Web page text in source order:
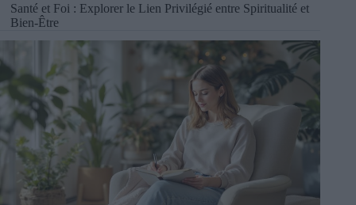
Santé et Foi : Explorer le Lien Privilégié entre Spiritualité et
Bien-Être